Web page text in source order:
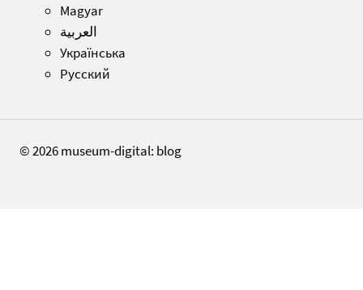
Magyar
العربية
Українська
Русский
© 2026 museum-digital: blog